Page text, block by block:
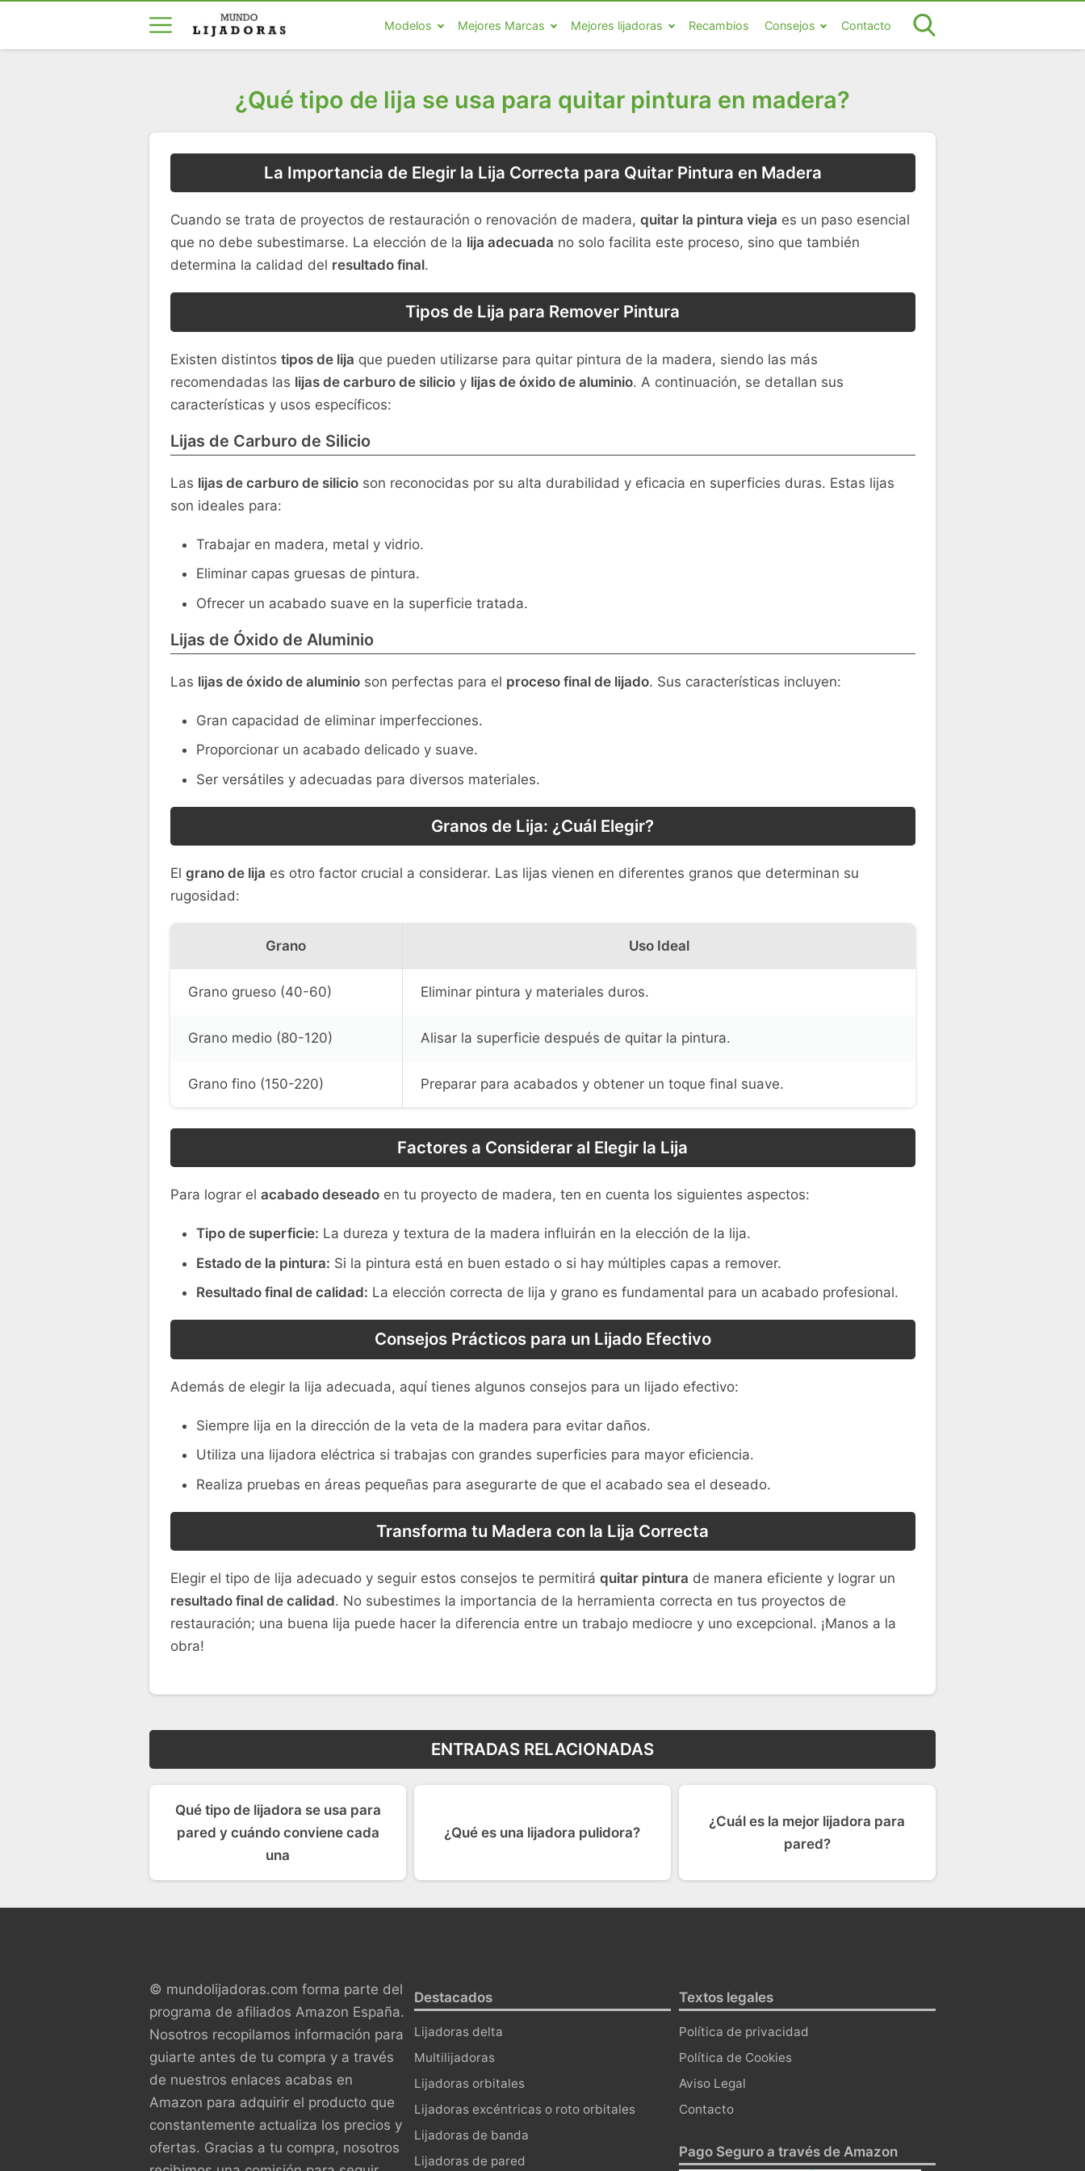
Modelos Mejores Marcas Mejores lijadoras Recambios Consejos Contacto
¿Qué tipo de lija se usa para quitar pintura en madera?
La Importancia de Elegir la Lija Correcta para Quitar Pintura en Madera
Cuando se trata de proyectos de restauración o renovación de madera, quitar la pintura vieja es un paso esencial
que no debe subestimarse. La elección de la lija adecuada no solo facilita este proceso, sino que también
determina la calidad del resultado final.
Tipos de Lija para Remover Pintura
Existen distintos tipos de lija que pueden utilizarse para quitar pintura de la madera, siendo las más
recomendadas las lijas de carburo de silicioy lijas de óxido de aluminio. A continuación, se detallan sus
características y usos específicos:
Lijas de Carburo de Silicio
Las lijas de carburo de silicioson reconocidas por su alta durabilidad y eficacia en superficies duras. Estas lijas
son ideales para:
Trabajar en madera, metal y vidrio.
Eliminar capas gruesas de pintura.
Ofrecer un acabado suave en la superficie tratada.
Lijas de Óxido de Aluminio
Las lijas de óxido de aluminioson perfectas para el proceso final de lijado. Sus características incluyen:
Gran capacidad de eliminar imperfecciones.
Proporcionar un acabado delicado y suave.
Ser versátiles y adecuadas para diversos materiales.
Granos de Lija: ¿Cuál Elegir?
El grano de lija es otro factor crucial a considerar. Las lijas vienen en diferentes granos que determinan su
rugosidad:
Grano Uso Ideal
Grano grueso (40-60) Eliminar pintura y materiales duros.
Grano medio (80-120) Alisar la superficie después de quitar la pintura.
Grano fino (150-220) Preparar para acabados y obtener un toque final suave.
Factores a Considerar al Elegir la Lija
Para lograr el acabado deseadoen tu proyecto de madera, ten en cuenta los siguientes aspectos:
Tipo de superficie: La dureza y textura de la madera influirán en la elección de la lija.
Estado de la pintura: Si la pintura está en buen estado o si hay múltiples capas a remover.
Resultado final de calidad: La elección correcta de lija y grano es fundamental para un acabado profesional.
Consejos Prácticos para un Lijado Efectivo
Además de elegir la lija adecuada, aquí tienes algunos consejos para un lijado efectivo:
Siempre lija en la dirección de la veta de la madera para evitar daños.
Utiliza una lijadora eléctrica si trabajas con grandes superficies para mayor eficiencia.
Realiza pruebas en áreas pequeñas para asegurarte de que el acabado sea el deseado.
Transforma tu Madera con la Lija Correcta
Elegir el tipo de lija adecuado y seguir estos consejos te permitirá quitar pintura de manera eficiente y lograr un
resultado final de calidad. No subestimes la importancia de la herramienta correcta en tus proyectos de
restauración; una buena lija puede hacer la diferencia entre un trabajo mediocre y uno excepcional. ¡Manos a la
obra!
ENTRADAS RELACIONADAS
Qué tipo de lijadora se usa para
pared y cuándo conviene cada
una
¿Qué es una lijadora pulidora?
¿Cuál es la mejor lijadora para
pared?
© mundolijadoras.com forma parte del
programa de afiliados Amazon España.
Nosotros recopilamos información para
guiarte antes de tu compra y a través
de nuestros enlaces acabas en
Amazon para adquirir el producto que
constantemente actualiza los precios y
ofertas. Gracias a tu compra, nosotros
Destacados
Lijadoras delta
Multilijadoras
Lijadoras orbitales
Lijadoras excéntricas o roto orbitales
Lijadoras de banda
Lijadoras de pared
Textos legales
Política de privacidad
Política de Cookies
Aviso Legal
Contacto
Pago Seguro a través de Amazon